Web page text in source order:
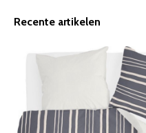
Recente artikelen